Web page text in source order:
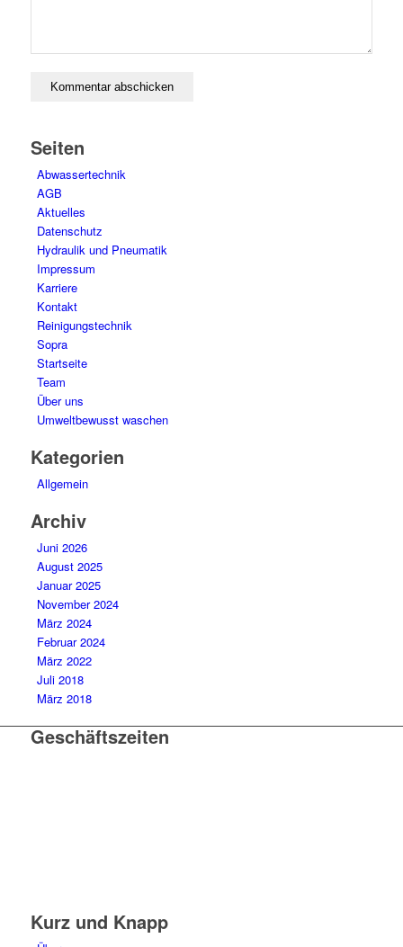
Seiten
Abwassertechnik
AGB
Aktuelles
Datenschutz
Hydraulik und Pneumatik
Impressum
Karriere
Kontakt
Reinigungstechnik
Sopra
Startseite
Team
Über uns
Umweltbewusst waschen
Kategorien
Allgemein
Archiv
Juni 2026
August 2025
Januar 2025
November 2024
März 2024
Februar 2024
März 2022
Juli 2018
März 2018
Geschäftszeiten
Kurz und Knapp